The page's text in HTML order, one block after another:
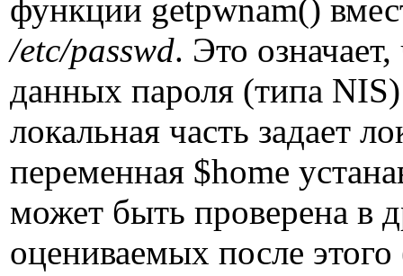
функции getpwnam()
/etc/passwd. Это
данных пароля (типа
локальная часть задает
переменная $home
может быть проверена в
оцениваемых после